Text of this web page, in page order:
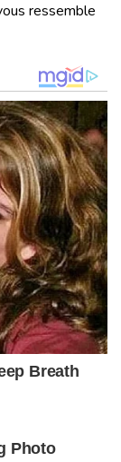
ressemble